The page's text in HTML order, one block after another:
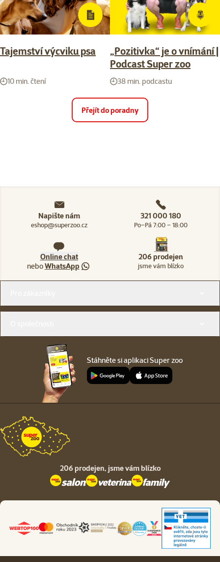
Tajemství výcviku psa
10 min. čtení
„Pozitivka“ je o vnímání |
Podcast Super zoo
38 min. podcastu
Přejít do poradny
Napište nám
eshop@superzoo.cz
321 000 180
Po–Pá 7:00 – 18:00
Online chat
neboWhatsApp
206 prodejen
jsme vám blízko
Stáhněte si aplikaci Super zoo
206 prodejen, jsme vám blízko